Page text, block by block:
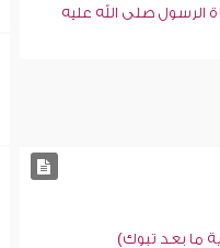
صلى الله عليه
ما بعد تبوك)